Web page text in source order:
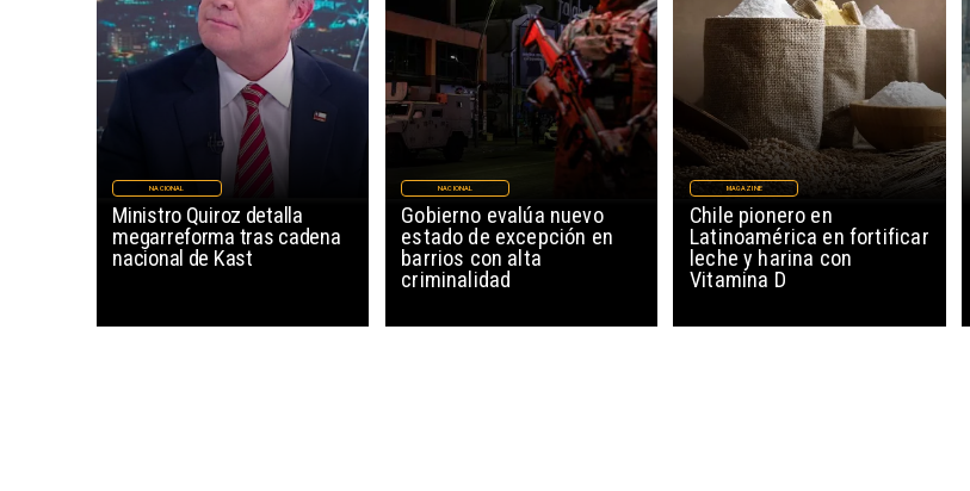
Ministro Quiroz detalla
megarreforma tras cadena
nacional de Kast
NACIONAL
Gobierno evalúa nuevo
estado de excepción en
barrios con alta
criminalidad
NACIONAL
Chile pionero en
Latinoamérica en fortificar
leche y harina con
Vitamina D
MAGAZINE